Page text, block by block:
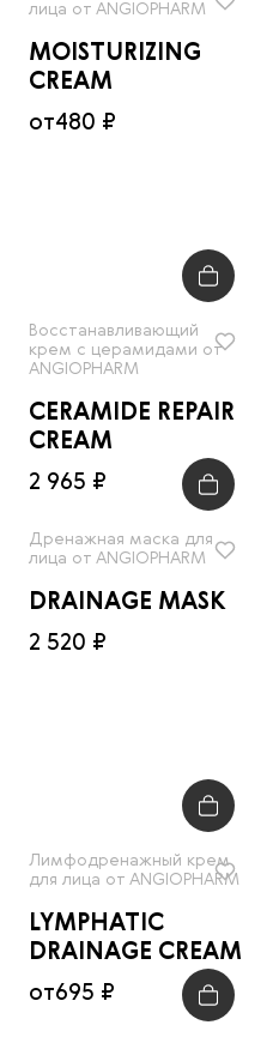
лица от ANGIOPHARM
MOISTURIZING
CREAM
от480 ₽
Восстанавливающий
крем с церамидами от
ANGIOPHARM
CERAMIDE REPAIR
CREAM
2 965 ₽
Дренажная маска для
лица от ANGIOPHARM
DRAINAGE MASK
2 520 ₽
Лимфодренажный крем
для лица от ANGIOPHARM
LYMPHATIC
DRAINAGE CREAM
от695 ₽